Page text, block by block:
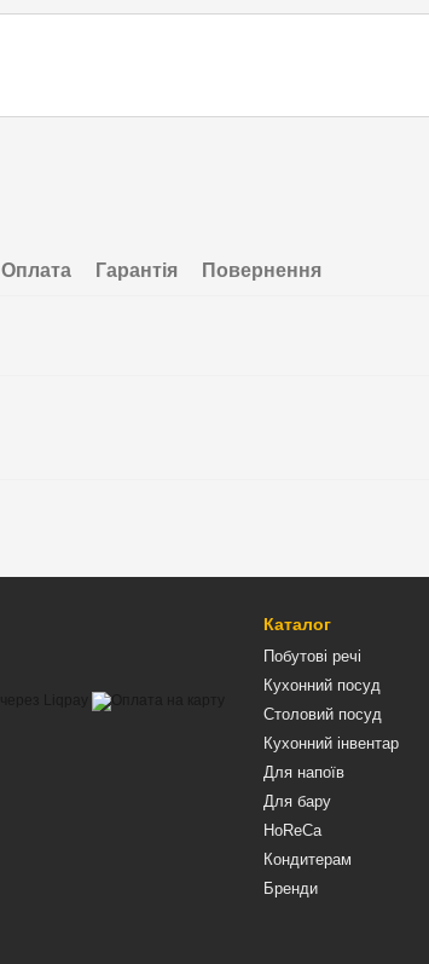
Оплата Гарантія Повернення
Каталог
Побутові речі
Кухонний посуд
Столовий посуд
Кухонний інвентар
Для напоїв
Для бару
HoReCa
Кондитерам
Бренди